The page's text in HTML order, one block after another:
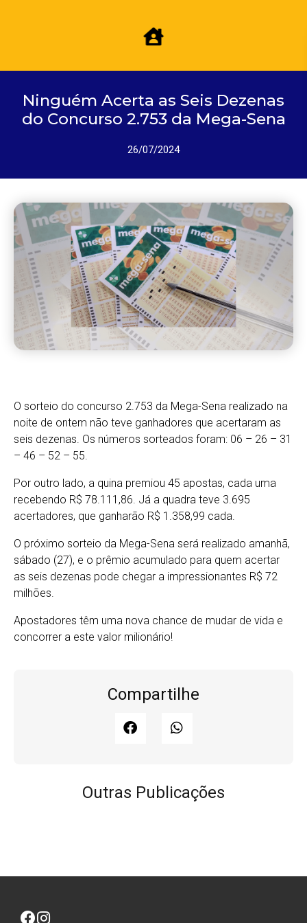
Ninguém Acerta as Seis Dezenas
do Concurso 2.753 da Mega-Sena
26/07/2024
O sorteio do concurso 2.753 da Mega-Sena realizado na
noite de ontem não teve ganhadores que acertaram as
seis dezenas. Os números sorteados foram: 06 – 26 – 31
– 46 – 52 – 55.
Por outro lado, a quina premiou 45 apostas, cada uma
recebendo R$ 78.111,86. Já a quadra teve 3.695
acertadores, que ganharão R$ 1.358,99 cada.
O próximo sorteio da Mega-Sena será realizado amanhã,
sábado (27), e o prêmio acumulado para quem acertar
as seis dezenas pode chegar a impressionantes R$ 72
milhões.
Apostadores têm uma nova chance de mudar de vida e
concorrer a este valor milionário!
Compartilhe
Outras Publicações